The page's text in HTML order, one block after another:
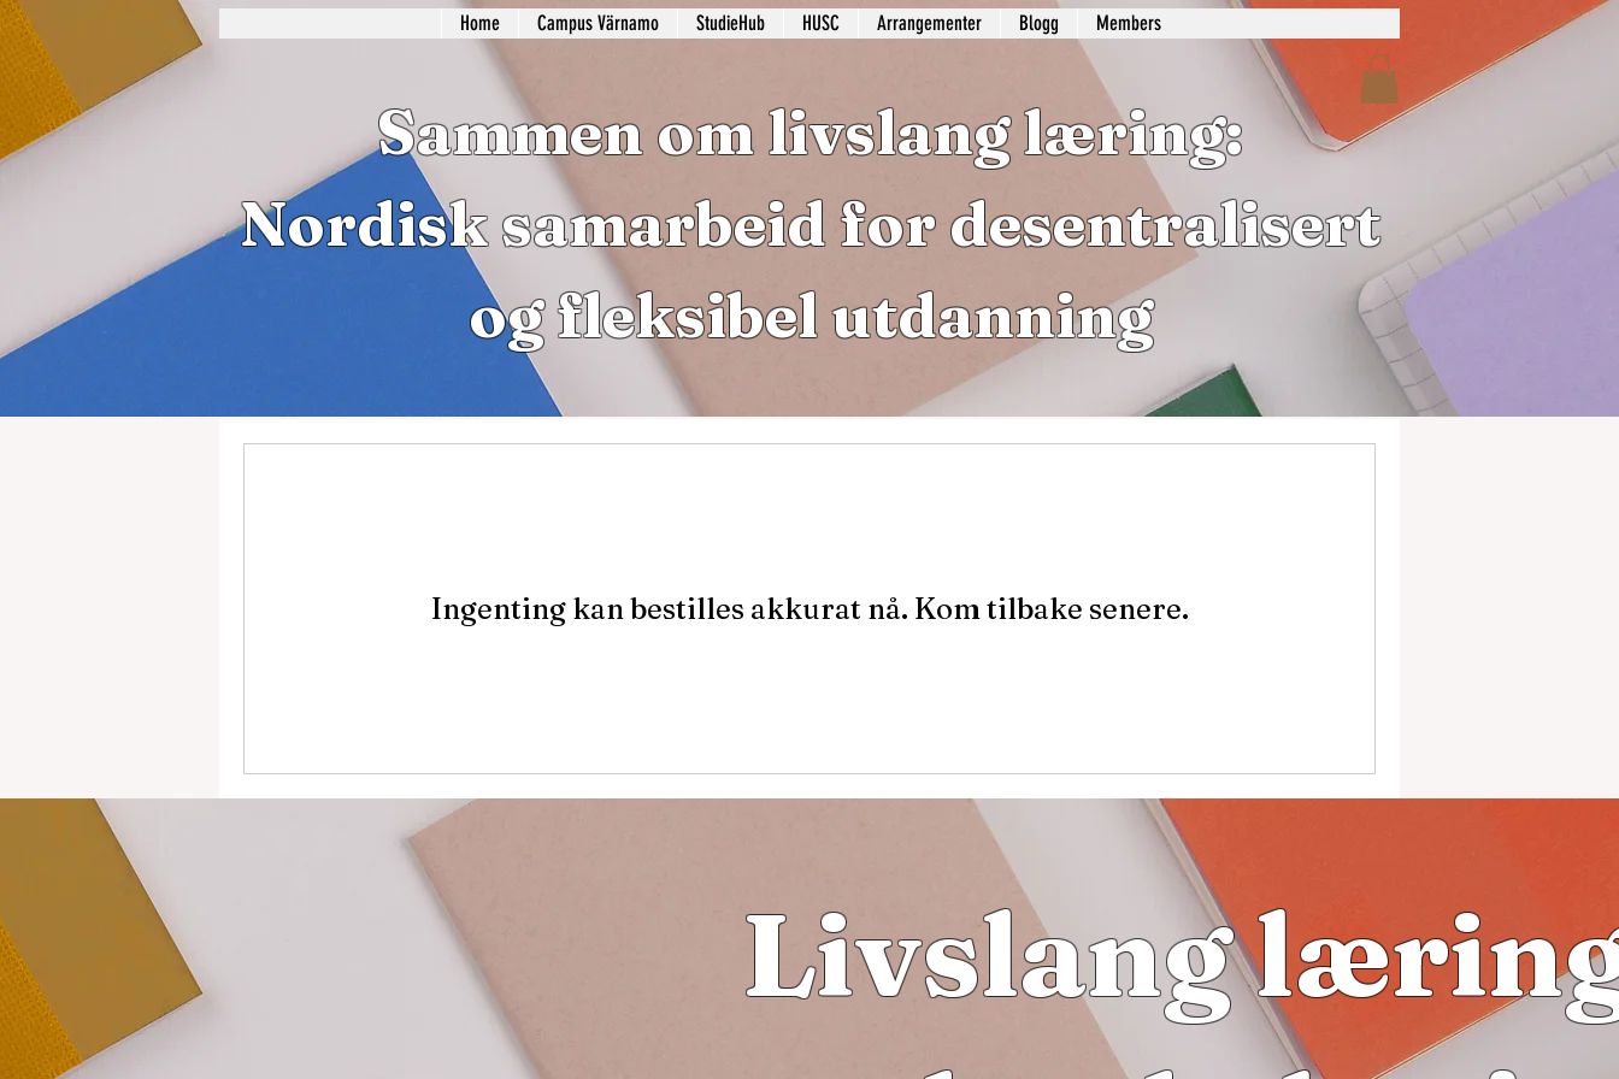
Home Campus Värnamo StudieHub HUSC Arrangementer Blogg Members
Sammen om livslang læring:
Nordisk samarbeid for desentralisert
og fleksibel utdanning
Ingenting kan bestilles akkurat nå. Kom tilbake senere.
Livslang